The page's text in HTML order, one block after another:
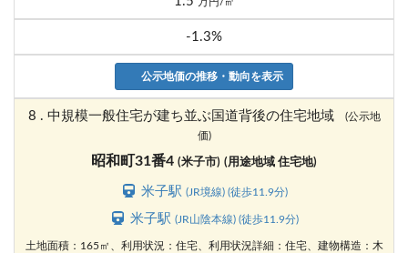
-1.3%
公示地価の推移・動向を表示
8 . 中規模一般住宅が建ち並ぶ国道背後の住宅地域
(公示地
価)
昭和町31番4 (米子市) (用途地域 住宅地)
米子駅(JR境線) (徒歩11.9分)
米子駅(JR山陰本線) (徒歩11.9分)
土地面積：165㎡、利用状況：住宅、利用状況詳細：住宅、建物構造：木